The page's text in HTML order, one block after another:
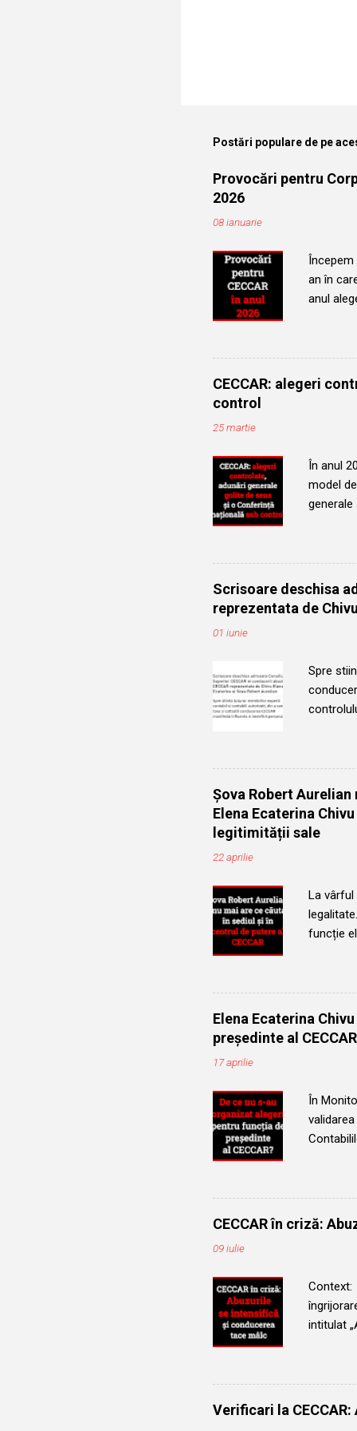
Postări populare de pe
Provocări pentru
2026
08 ianuarie
Începem
an în
anul
Vom
a
Robert
CECCAR: alegeri
control
25 martie
În anul
model
pentru
membrii
real, au
Scrisoare deschisa
reprezentata de
01 iunie
Spre
detinea
Șova Robert Aurelian
Elena Ecaterina
legitimității sale
22 aprilie
La vârful
funcție
Șova
după
a cerut
Elena Ecaterina
președinte al
17 aprilie
În
de
CECCAR în criză:
09 iulie
Context:
intitulat
fața
unui
Verificari la